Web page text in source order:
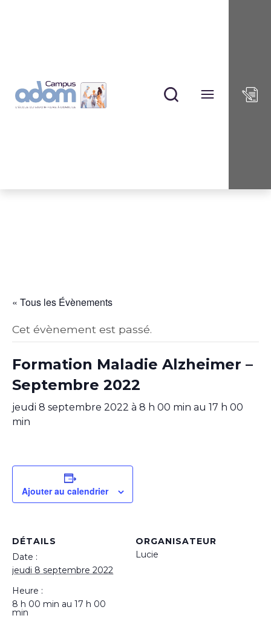
« Tous les Évènements
Cet évènement est passé.
Formation Maladie Alzheimer –
Septembre 2022
jeudi 8 septembre 2022 à 8 h 00 min au 17 h 00
min
Ajouter au calendrier
DÉTAILS
Date :
jeudi 8 septembre 2022
Heure :
8 h 00 min au 17 h 00
min
ORGANISATEUR
Lucie